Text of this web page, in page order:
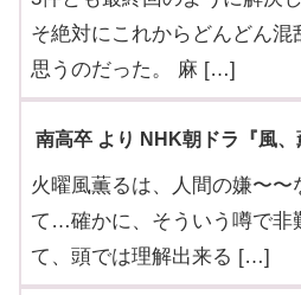
そ絶対にこれからどんどん
思うのだった。 麻 […]
南高卒 より NHK朝ドラ『風、
火曜風薫るは、人間の嫌〜
て…確かに、そういう噂で非
て、頭では理解出来る […]